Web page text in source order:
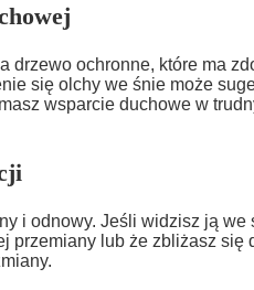
drzewo ochronne, które ma
się olchy we śnie może
wsparcie duchowe w
i odnowy. Jeśli widzisz ją we
przemiany lub że zbliżasz się